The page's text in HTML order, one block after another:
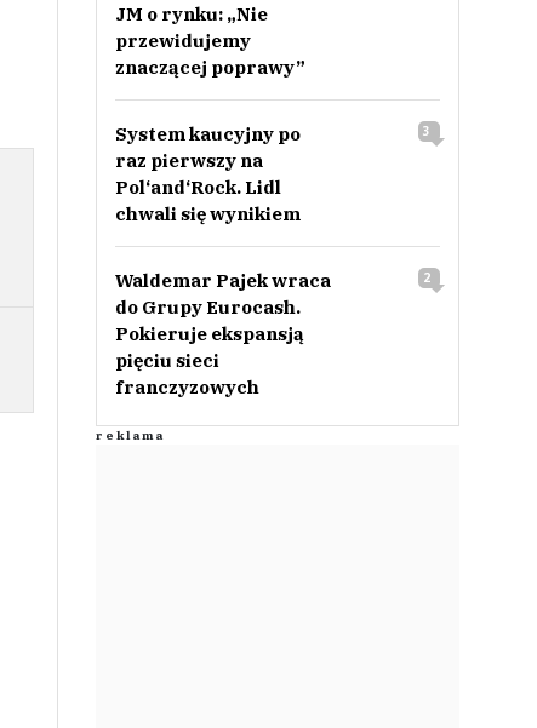
JM o rynku: „Nie
przewidujemy
znaczącej poprawy”
System kaucyjny po
raz pierwszy na
Pol‘and‘Rock. Lidl
chwali się wynikiem
3
Waldemar Pajek wraca
do Grupy Eurocash.
Pokieruje ekspansją
pięciu sieci
franczyzowych
2